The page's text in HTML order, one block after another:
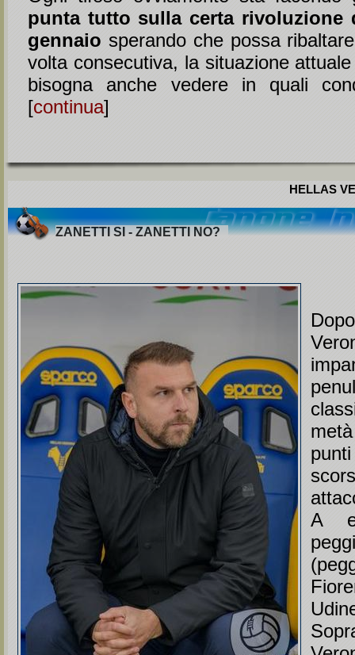
punta tutto sulla certa rivoluzione
gennaio sperando che possa
volta consecutiva, la situazione
bisogna anche vedere in quali
[continua]
HELLAS
ZANETTI SI - ZANETTI NO?
A